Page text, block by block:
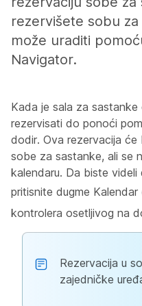
rezervišete sobu
može uraditi
Navigator.
Kada je sala za
rezervisati do ponoći
dodir. Ova rezervacija će
sobe za sastanke, ali se
kalendaru. Da biste videli
pritisnite dugme Kalendar
kontrolera osetljivog na
Rezervacija u
zajedničke